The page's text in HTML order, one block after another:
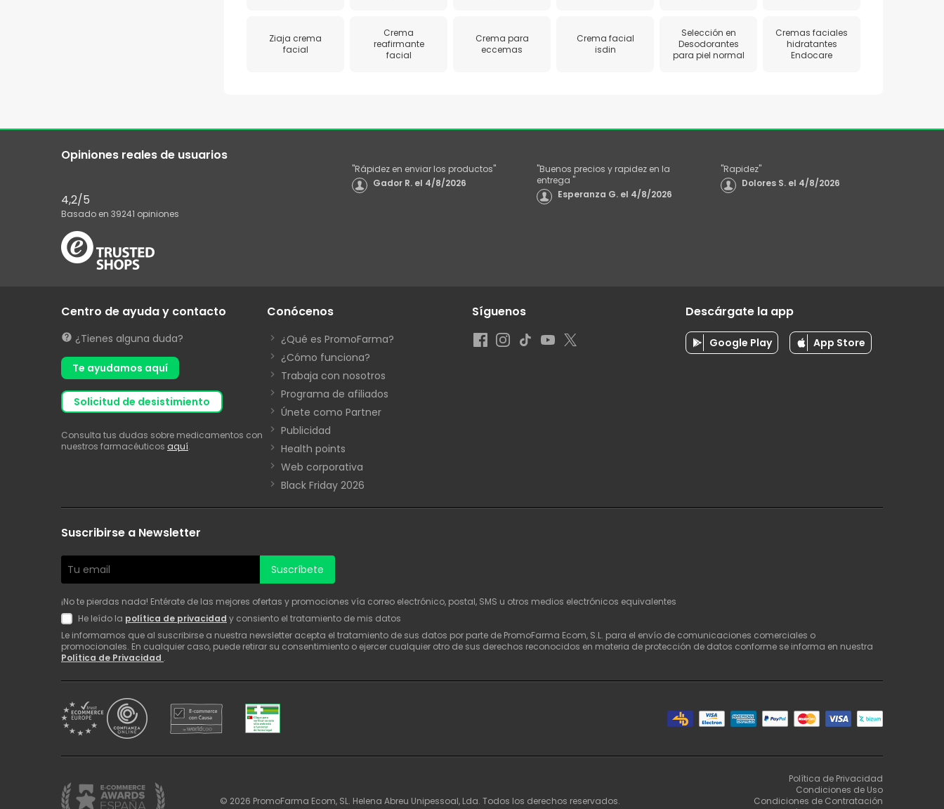
Ziaja crema
facial
Crema
reafirmante
facial
Crema para
eccemas
Crema facial
isdin
Selección en
Desodorantes
para piel normal
Cremas faciales
hidratantes
Endocare
Opiniones reales de usuarios
4,2/5
Basado en 39241 opiniones
"Rápidez en enviar los productos"
Gador R. el 4/8/2026
"Buenos precios y rapidez en la
entrega "
Esperanza G. el 4/8/2026
"Rapidez"
Dolores S. el 4/8/2026
Centro de ayuda y contacto
¿Tienes alguna duda?
Te ayudamos aquí
solicitud de desistimiento
Consulta tus dudas sobre medicamentos con
nuestros farmacéuticos aquí.
Conócenos
¿Qué es PromoFarma?
¿Cómo funciona?
Trabaja con nosotros
Programa de afiliados
Únete como Partner
Publicidad
Health points
Web corporativa
Black Friday 2026
Síguenos Descárgate la app
Google Play App Store
Suscribirse a Newsletter
Suscríbete
¡No te pierdas nada! Entérate de las mejores ofertas y promociones vía correo electrónico, postal, SMS u otros medios electrónicos equivalentes
He leído la política de privacidad y consiento el tratamiento de mis datos
Le informamos que al suscribirse a nuestra newsletter acepta el tratamiento de sus datos por parte de PromoFarma Ecom, S.L. para el envío de comunicaciones comerciales o
promocionales. En cualquier caso, puede retirar su consentimiento o ejercer cualquier otro de sus derechos reconocidos en materia de protección de datos conforme se informa en nuestra
Política de Privacidad .
© 2026 PromoFarma Ecom, SL. Helena Abreu Unipessoal, Lda. Todos los derechos reservados.
Política de Privacidad
Condiciones de Uso
Condiciones de Contratación